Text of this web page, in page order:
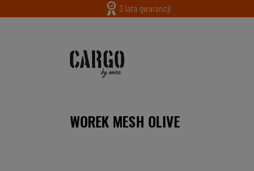
3 lata gwarancji
WOREK MESH OLIVE